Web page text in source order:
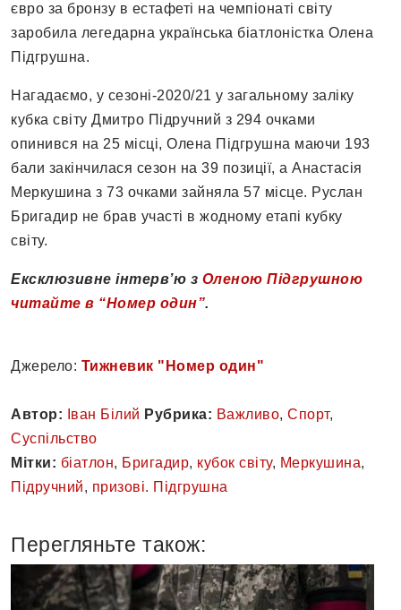
євро за бронзу в естафеті на чемпіонаті світу
заробила легедарна українська біатлоністка Олена
Підгрушна.
Нагадаємо, у сезоні-2020/21 у загальному заліку
кубка світу Дмитро Підручний з 294 очками
опинився на 25 місці, Олена Підгрушна маючи 193
бали закінчилася сезон на 39 позиції, а Анастасія
Меркушина з 73 очками зайняла 57 місце. Руслан
Бригадир не брав участі в жодному етапі кубку
світу.
Ексклюзивне інтерв’ю з Оленою Підгрушною
читайте в “Номер один”.
Джерело: Тижневик "Номер один"
Автор: Іван Білий Рубрика: Важливо, Спорт,
Суспільство
Мітки: біатлон, Бригадир, кубок світу, Меркушина,
Підручний, призові. Підгрушна
Перегляньте також: